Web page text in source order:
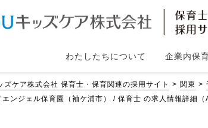
わたしたちについて 企業内保
ズケア株式会社 保育士・保育関連の採用サイト 関東
エンジェル保育園（袖ケ浦市） / 保育士 の求人情報詳細